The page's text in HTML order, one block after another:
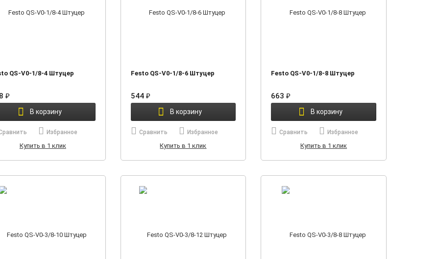
QS-V0-1/8-4 Штуцер
₽
В корзину
Избранное
Купить в 1 клик
Festo QS-V0-1/8-6 Штуцер
544 ₽
В корзину
Сравнить Избранное
Купить в 1 клик
Festo QS-V0-1/8-8 Штуцер
663₽
В корзину
Сравнить Избранное
Купить в 1 клик